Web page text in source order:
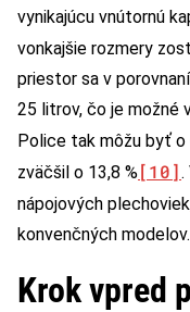
vynikajúcu vnútornú
vonkajšie rozmery
priestor sa v
25 litrov, čo je možné
Police tak môžu byť o
zväčšil o 13,8 % [10]
nápojových plechoviek
konvenčných modelov.
Krok vpred